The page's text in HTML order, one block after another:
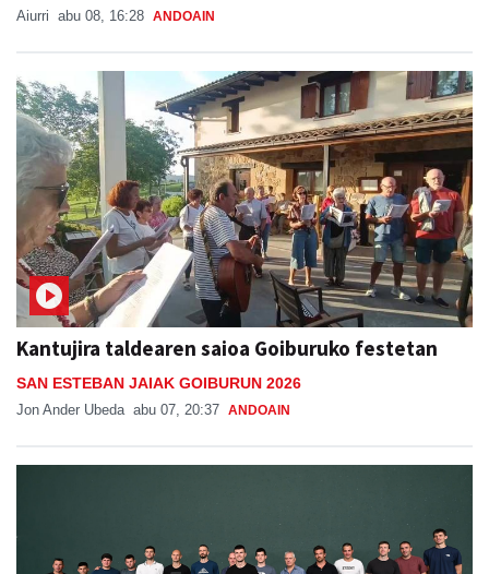
Aiurri abu 08, 16:28 ANDOAIN
Kantujira taldearen saioa Goiburuko festetan
SAN ESTEBAN JAIAK GOIBURUN 2026
Jon Ander Ubeda abu 07, 20:37 ANDOAIN